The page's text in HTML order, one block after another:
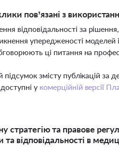
пов’язані з
відповідальності за
упередженості
ці питання на
змісту публікацій
у комерційній версії
стратегію та правове
відповідальності в